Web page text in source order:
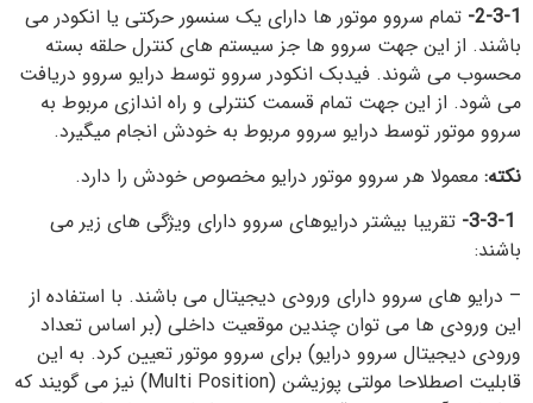
2-3-1- تمام سروو موتور ها دارای یک سنسور حرکتی یا انکودر می
باشند. از این جهت سروو ها جز سیستم های کنترل حلقه بسته
محسوب می شوند. فیدبک انکودر سروو توسط درایو سروو دریافت
می شود. از این جهت تمام قسمت کنترلی و راه اندازی مربوط به
سروو موتور توسط درایو سروو مربوط به خودش انجام میگیرد.
نکته: معمولا هر سروو موتور درایو مخصوص خودش را دارد.
3-3-1- تقریبا بیشتر درایوهای سروو دارای ویژگی های زیر می
باشند:
– درایو های سروو دارای ورودی دیجیتال می باشند. با استفاده از
این ورودی ها می توان چندین موقعیت داخلی (بر اساس تعداد
ورودی دیجیتال سروو درایو) برای سروو موتور تعیین کرد. به این
قابلیت اصطلاحا مولتی پوزیشن (Multi Position) نیز می گویند که